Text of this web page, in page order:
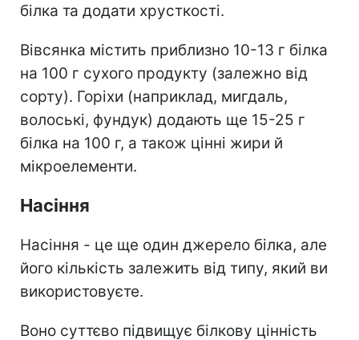
білка та додати хрусткості.
Вівсянка містить приблизно 10-13 г білка
на 100 г сухого продукту (залежно від
сорту). Горіхи (наприклад, мигдаль,
волоські, фундук) додають ще 15-25 г
білка на 100 г, а також цінні жири й
мікроелементи.
Насіння
Насіння - це ще один джерело білка, але
його кількість залежить від типу, який ви
використовуєте.
Воно суттєво підвищує білкову цінність